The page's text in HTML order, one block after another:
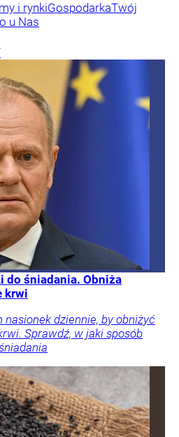
i rynkiGospodarkaTwój
u Nas
do śniadania. Obniża
krwi
dziennie, by obniżyć
Sprawdź, w jaki sposób